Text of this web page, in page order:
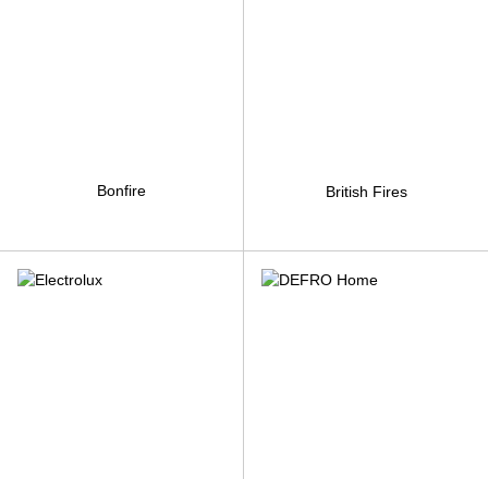
Bonfire British Fires